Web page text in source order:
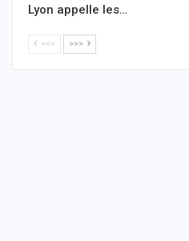
Lyon appelle les…
<<< >>>